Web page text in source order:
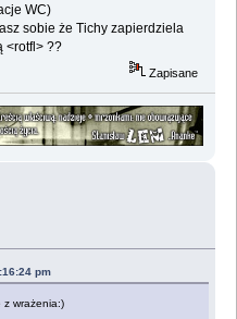
WC)
sobie że Tichy zapierdziela
<rotfl> ??
Zapisane
pm
z wrażenia:)